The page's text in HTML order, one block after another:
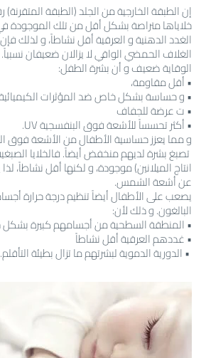
إن الطبقة الخارجية من الجلد (الطبقة
خلاياها متراصة بشكل أقل من تلك الموجودة
الغدد الدهنية و العرقية أقل نشاطاً، و لذلك
الغلاف الحمضي الواقي لا يزالان ضعيفان
الوقاية ضعيف و أن بشرة الطفل:
• أقل مقاومة،
• و حساسة بشكل خاص ضد المؤثرات الكيميائية
• ت عرضة للجفاف
• أكثر تحسساً للأشعة فوق البنفسجية UV.
و مما يعزز حساسية الأطفال من الأشعة فوق
تصبغ بشرة لديهم منخفض أيضاً. فالخلايا
انتاج الميلانين) موجودة، و لكنها أقل نشاطاً،
عن أشعة الشمس.
يصعب على الأطفال أيضاً تنظيم درجة حرارة
البالغون. و ذلك لأن:
• المنطقة السطحية من أجسامهم كبيرة
• غددهم العرقية أقل نشاطاً
• الدورية الدموية لبشرتهم ما تزال بطيئة التأقلم.